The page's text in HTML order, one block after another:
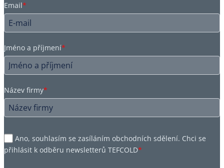
Email*
Jméno a příjmení*
Název firmy*
Ano, souhlasím se zasíláním obchodních sdělení. Chci se
přihlásit k odběru newsletterů TEFCOLD*